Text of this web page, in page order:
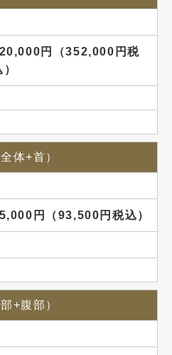
円（352,000円税
体+首）
円（93,500円税込）
+腹部）